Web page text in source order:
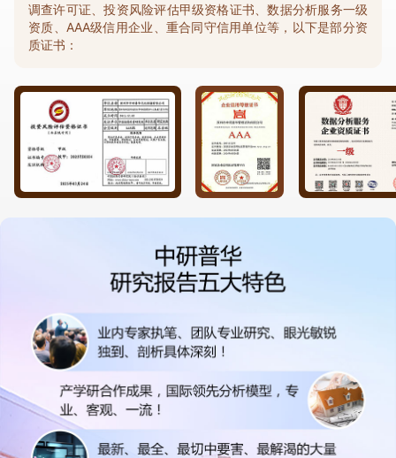
调查许可证、投资风险评估甲级资格证书、数据分析服务一级
资质、AAA级信用企业、重合同守信用单位等，以下是部分资
质证书：